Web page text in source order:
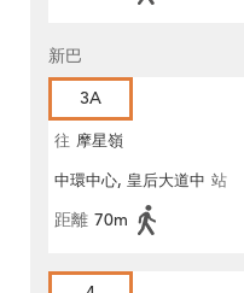
新巴
3A
往 摩星嶺
中環中心, 皇后大道中 站
距離 70m